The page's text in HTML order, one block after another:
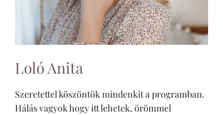
Loló Anita
Szeretettel köszöntök mindenkit a programban.
Hálás vagyok hogy itt lehetek, örömmel